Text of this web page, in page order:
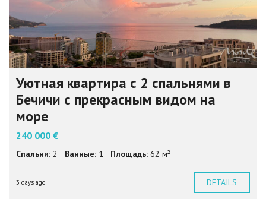
Уютная квартира с 2 спальнями в
Бечичи с прекрасным видом на
море
240 000 €
Спальни: 2 Ванные: 1 Площадь: 62 м²
3 days ago DETAILS